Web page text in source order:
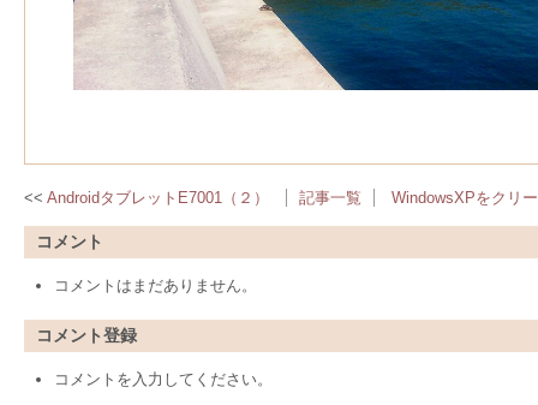
AndroidタブレットE7001（２） 記事一覧 WindowsXPをクリ
コメント
コメントはまだありません。
コメント登録
コメントを入力してください。